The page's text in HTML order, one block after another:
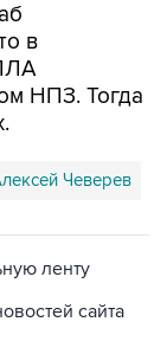
в
НПЗ. Тогда
Чеверев
ленту
сайта